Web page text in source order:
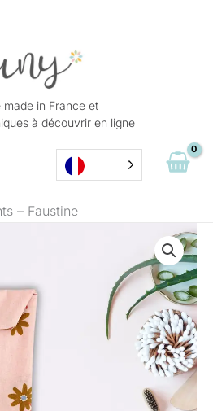
made in France et
à découvrir en ligne
– Faustine